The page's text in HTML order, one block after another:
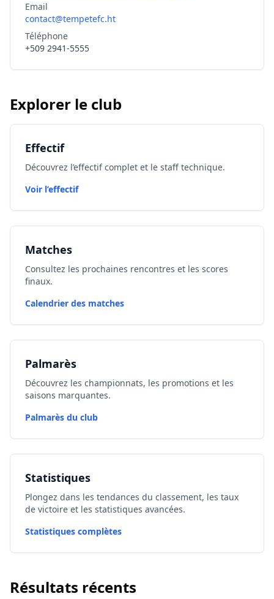
Email
contact@tempetefc.ht
Téléphone
+509 2941-5555
Explorer le club
Effectif
Découvrez l’effectif complet et le staff technique.
Voir l’effectif
Matches
Consultez les prochaines rencontres et les scores
finaux.
Calendrier des matches
Palmarès
Découvrez les championnats, les promotions et les
saisons marquantes.
Palmarès du club
Statistiques
Plongez dans les tendances du classement, les taux
de victoire et les statistiques avancées.
Statistiques complètes
Résultats récents